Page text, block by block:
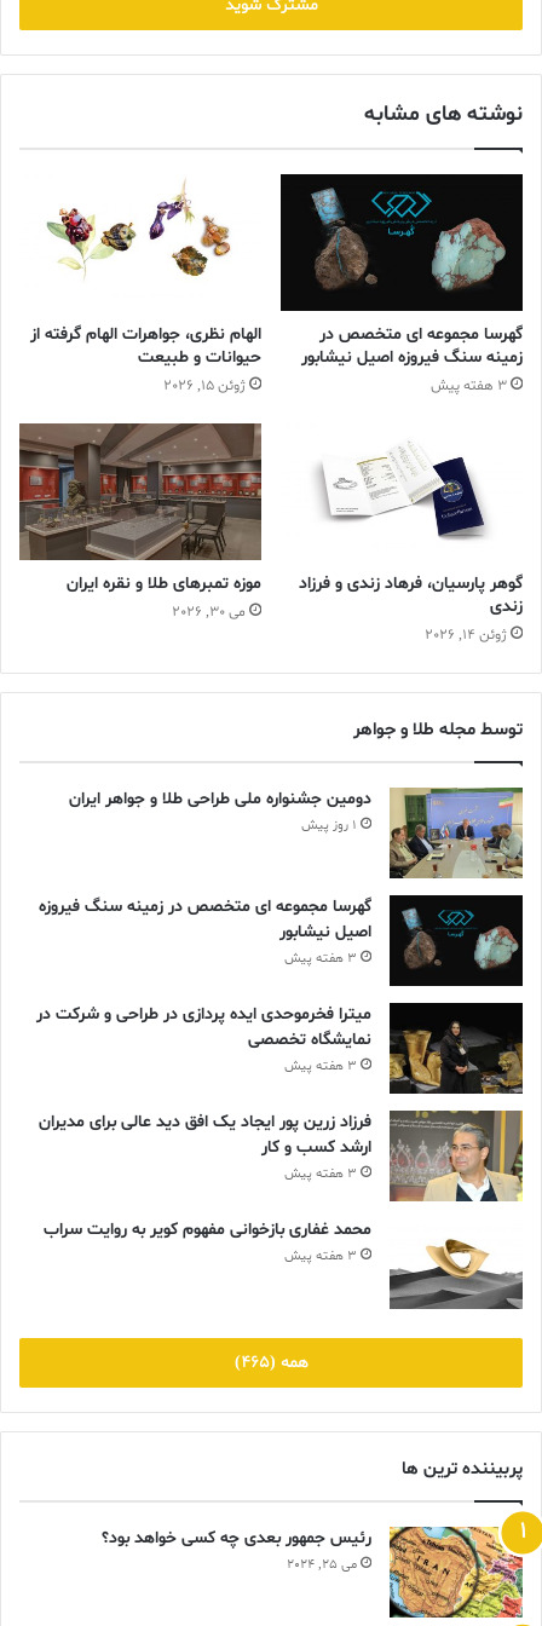
وارد
کنید
نوشته های مشابه
گهرسا مجموعه ای متخصص در
زمینه سنگ فیروزه اصیل نیشابور
3 هفته پیش
الهام نظری، جواهرات الهام گرفته از
حیوانات و طبیعت
ژوئن 15, 2026
گوهر پارسیان، فرهاد زندی و فرزاد
زندی
ژوئن 14, 2026
موزه تمبرهای طلا و نقره ایران
می 30, 2026
توسط مجله طلا و جواهر
دومین جشنواره ملی طراحی طلا و جواهر ایران
1 روز پیش
گهرسا مجموعه ای متخصص در زمینه سنگ فیروزه
اصیل نیشابور
3 هفته پیش
میترا فخرموحدی ایده پردازی در طراحی و شرکت در
نمایشگاه تخصصی
3 هفته پیش
فرزاد زرین پور ایجاد یک افق دید عالی برای مدیران
ارشد کسب و کار
3 هفته پیش
محمد غفاری بازخوانی مفهوم کویر به روایت سراب
3 هفته پیش
همه (465)
پربیننده ترین ها
رئیس جمهور بعدی چه کسی خواهد بود؟
می 25, 2024